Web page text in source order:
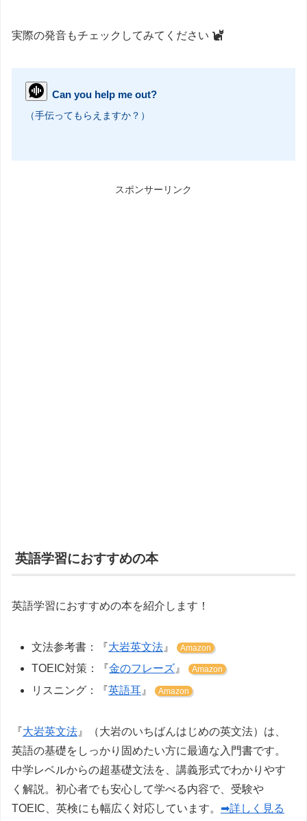
実際の発音もチェックしてみてください
Can you help me out?
（手伝ってもらえますか？）
スポンサーリンク
英語学習におすすめの本
英語学習におすすめの本を紹介します！
文法参考書：『大岩英文法 』 Amazon
TOEIC対策：『金のフレーズ』 Amazon
リスニング：『英語耳 』 Amazon
『大岩英文法 』（大岩のいちばんはじめの英文法）は、
英語の基礎をしっかり固めたい方に最適な入門書です。
中学レベルからの超基礎文法を、講義形式でわかりやす
く解説。初心者でも安心して学べる内容で、受験や
TOEIC、英検にも幅広く対応しています。 ➡詳しく見る